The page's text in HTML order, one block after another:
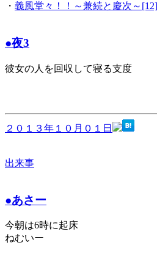
・ 義風堂々！！～兼続と慶次～[12]
●夜3
彼女の人を回収して寝る支度
２０１３年１０月０１日
出来事
●あさー
今朝は6時に起床
ねむいー